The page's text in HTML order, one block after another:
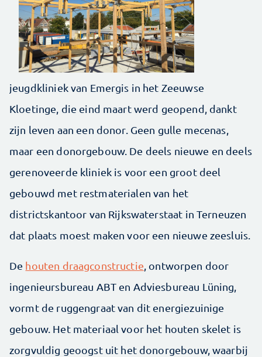
jeugdkliniek van Emergis in het Zeeuwse
Kloetinge, die eind maart werd geopend, dankt
zijn leven aan een donor. Geen gulle mecenas,
maar een donorgebouw. De deels nieuwe en deels
gerenoveerde kliniek is voor een groot deel
gebouwd met restmaterialen van het
districtskantoor van Rijkswaterstaat in Terneuzen
dat plaats moest maken voor een nieuwe zeesluis.
De houten draagconstructie, ontworpen door
ingenieursbureau ABT en Adviesbureau Lüning,
vormt de ruggengraat van dit energiezuinige
gebouw. Het materiaal voor het houten skelet is
zorgvuldig geoogst uit het donorgebouw, waarbij